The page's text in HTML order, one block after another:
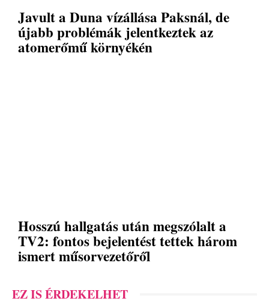
Javult a Duna vízállása Paksnál, de
újabb problémák jelentkeztek az
atomerőmű környékén
Hosszú hallgatás után megszólalt a
TV2: fontos bejelentést tettek három
ismert műsorvezetőről
EZ IS ÉRDEKELHET